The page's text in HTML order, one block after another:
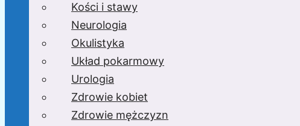
Kości i stawy
Neurologia
Okulistyka
Układ pokarmowy
Urologia
Zdrowie kobiet
Zdrowie mężczyzn